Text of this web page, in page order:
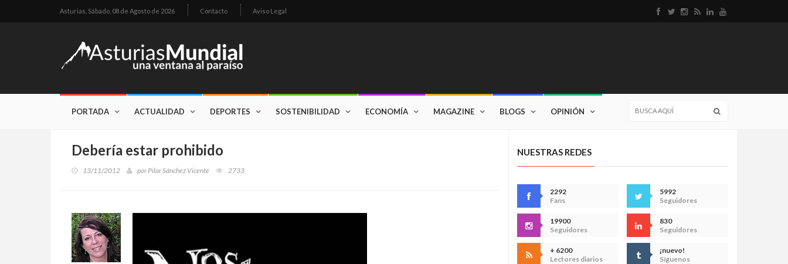
Asturias, Sábado, 08 de Agosto de 2026 Contacto Aviso Legal
PORTADA ACTUALIDAD DEPORTES SOSTENIBILIDAD ECONOMÍA MAGAZINE BLOGS OPINIÓN
Debería estar prohibido
13/11/2012 porPilar Sánchez Vicente 2733
NUESTRAS REDES
2292
Fans
5992
Seguidores
19900
Seguidores
830
Seguidores
+ 6200
Lectores diarios
¡nuevo!
Síguenos